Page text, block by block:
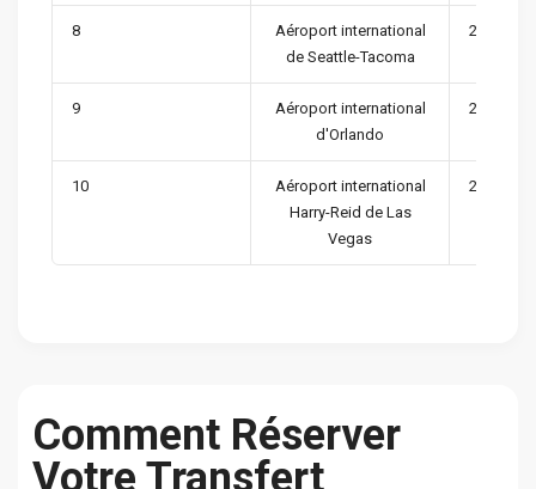
8
Aéroport international
de Seattle-Tacoma
9
Aéroport international
d'Orlando
10
Aéroport international
Harry-Reid de Las
Vegas
Comment Réserver
Votre Transfert